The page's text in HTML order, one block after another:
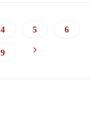
4 5 6
9